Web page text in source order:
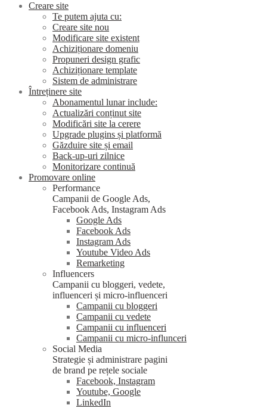
Creare site
Te putem ajuta cu:
Creare site nou
Modificare site existent
Achiziționare domeniu
Propuneri design grafic
Achiziționare template
Sistem de administrare
Întreținere site
Abonamentul lunar include:
Actualizări conținut site
Modificări site la cerere
Upgrade plugins și platformă
Găzduire site și email
Back-up-uri zilnice
Monitorizare continuă
Promovare online
Performance
Campanii de Google Ads,
Facebook Ads, Instagram Ads
Google Ads
Facebook Ads
Instagram Ads
Youtube Video Ads
Remarketing
Influencers
Campanii cu bloggeri, vedete,
influenceri și micro-influenceri
Campanii cu bloggeri
Campanii cu vedete
Campanii cu influenceri
Campanii cu micro-influnceri
Social Media
Strategie și administrare pagini
de brand pe rețele sociale
Facebook, Instagram
Youtube, Google
LinkedIn